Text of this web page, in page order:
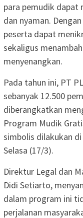
para pemudik dapat
dan nyaman.
peserta dapat
sekaligus
menyenangkan.
Pada tahun ini, PT
sebanyak 12.500
diberangkatkan
Program Mudik
simbolis dilakukan di
Selasa (17/3).
Direktur Legal dan
Didi Setiarto,
dalam program ini
perjalanan